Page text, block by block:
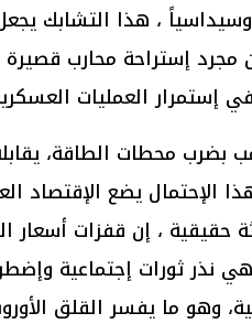
وسيداسياً ، هذا التشابك
مجرد إستراحة محارب
إستمرار العمليات
بضرب محطات الطاقة،
الإحتمال يضع الإقتصاد
حقيقية ، إن قفزات أسعار
نذر ثورات إجتماعية
وهو ما يفسر القلق